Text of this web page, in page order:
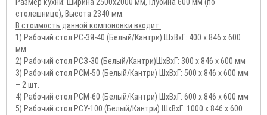
Размер кухни: Ширина 2500х2000 мм, Глубина 600 мм (по
столешнице), Высота 2340 мм.
В стоимость данной компоновки входит:
1) Рабочий стол РС-3Я-40 (Белый/Кантри) ШхВхГ: 400 x 846 x 600
мм
2) Рабочий стол РСЗ-30 (Белый/Кантри)ШхВхГ: 300 x 846 x 600 мм
3) Рабочий стол РСМ-50 (Белый/Кантри) ШхВхГ: 500 x 846 x 600 мм
– 2 шт.
4) Рабочий стол РСМ-60 (Белый/Кантри) ШхВхГ: 600 x 846 x 600 мм
5) Рабочий стол РСУ-100 (Белый/Кантри) ШхВхГ: 1000 x 846 x 600